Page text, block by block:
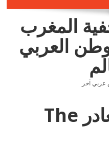
المغرب
العربي
عربي آخر
إلياس مبروك يغادر The